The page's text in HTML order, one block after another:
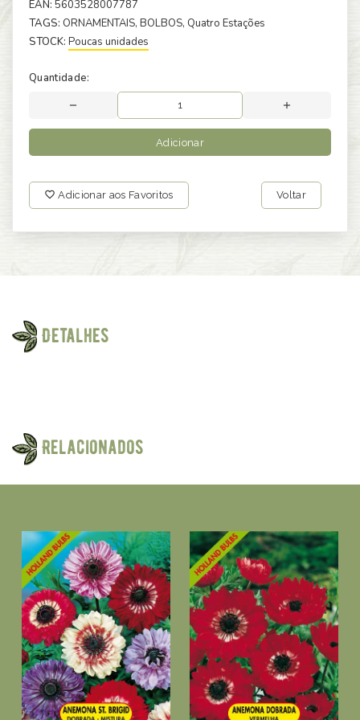
EAN: 5603528007787
TAGS: ORNAMENTAIS, BOLBOS, Quatro Estações
STOCK: Poucas unidades
Quantidade:
Adicionar
Adicionar aos Favoritos Voltar
Detalhes
Relacionados